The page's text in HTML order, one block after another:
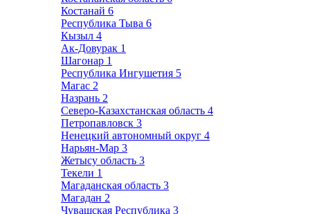
Костанай 6
Республика Тыва 6
Кызыл 4
Ак-Довурак 1
Шагонар 1
Республика Ингушетия 5
Магас 2
Назрань 2
Северо-Казахстанская область 4
Петропавловск 3
Ненецкий автономный округ 4
Нарьян-Мар 3
Жетысу область 3
Текели 1
Магаданская область 3
Магадан 2
Чувашская Республика 3